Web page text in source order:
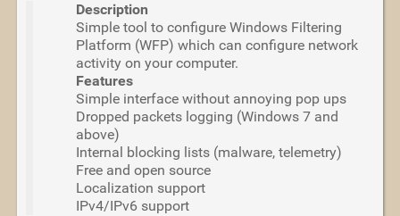
Description
Simple tool to configure Windows Filtering
Platform (WFP) which can configure network
activity on your computer.
Features
Simple interface without annoying pop ups
Dropped packets logging (Windows 7 and
above)
Internal blocking lists (malware, telemetry)
Free and open source
Localization support
IPv4/IPv6 support